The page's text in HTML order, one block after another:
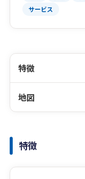
サービス
特徴
地図
特徴